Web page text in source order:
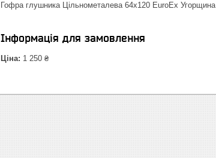
Гофра глушника Цільнометалева 64x120 EuroEx Угорщина
Інформація для замовлення
Ціна: 1 250 ₴